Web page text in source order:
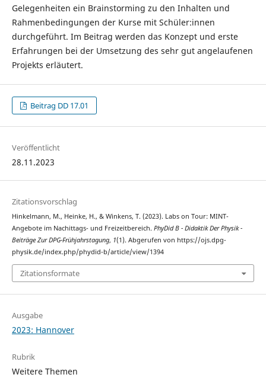
Gelegenheiten ein Brainstorming zu den Inhalten und
Rahmenbedingungen der Kurse mit Schüler:innen
durchgeführt. Im Beitrag werden das Konzept und erste
Erfahrungen bei der Umsetzung des sehr gut angelaufenen
Projekts erläutert.
Beitrag DD 17.01
Veröffentlicht
28.11.2023
Zitationsvorschlag
Hinkelmann, M., Heinke, H., & Winkens, T. (2023). Labs on Tour: MINT-
Angebote im Nachittags- und Freizeitbereich. PhyDid B - Didaktik Der Physik -
Beiträge Zur DPG-Frühjahrstagung, 1(1). Abgerufen von https://ojs.dpg-
physik.de/index.php/phydid-b/article/view/1394
Zitationsformate
Ausgabe
2023: Hannover
Rubrik
Weitere Themen